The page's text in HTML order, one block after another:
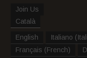
Join Us
Català
English Italiano (
Français (French)